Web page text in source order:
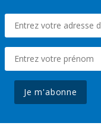
Je m'abonne